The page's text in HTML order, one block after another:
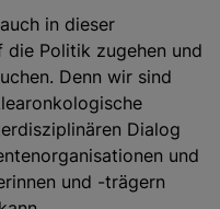
in dieser
Politik zugehen und
Denn wir sind
Dialog
und
und -trägern